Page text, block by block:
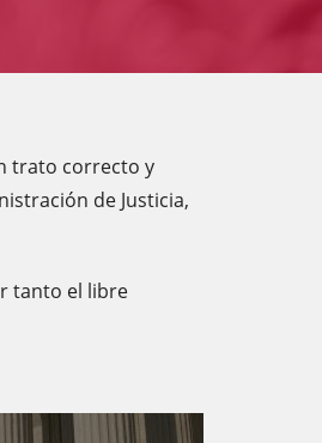
trato correcto y
de Justicia,
tanto el libre